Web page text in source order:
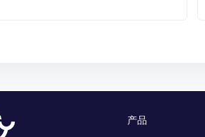
产品